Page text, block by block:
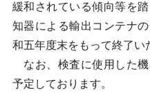
緩和されている傾向等を
知器による輸出コンテナ
和五年度末をもって終了い
なお、検査に使用した
予定しております。